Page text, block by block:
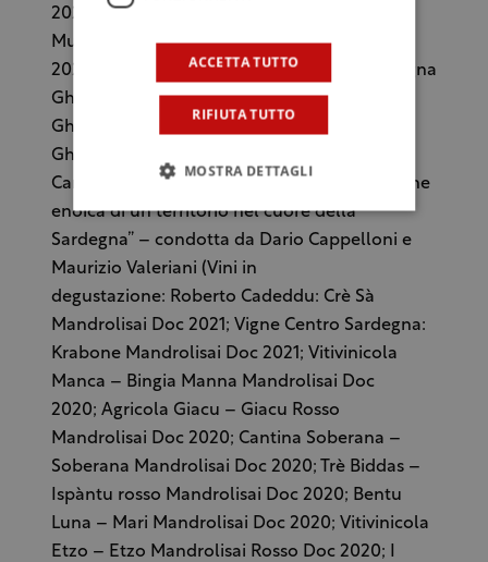
2020 (anteprima); Mertzeoro: Rosso Ghirada
Mulinu 2021 e Rosso Ghirada Baduorane
2021; Francesco Cadinu: Cannonau di Sardegna
Ghirada Elisi 2020 e Cannonau di Sardegna
Ghirada Fittiloghe 2020; Teularju: Rosso
Ghirada Ocruarana 2021 e Rosso Ghirada
Cara’Gonare 2021); “Mandrolisai e la vocazione
enoica di un territorio nel cuore della
Sardegna” – condotta da Dario Cappelloni e
Maurizio Valeriani (Vini in
degustazione: Roberto Cadeddu: Crè Sà
Mandrolisai Doc 2021; Vigne Centro Sardegna:
Krabone Mandrolisai Doc 2021; Vitivinicola
Manca – Bingia Manna Mandrolisai Doc
2020; Agricola Giacu – Giacu Rosso
Mandrolisai Doc 2020; Cantina Soberana –
Soberana Mandrolisai Doc 2020; Trè Biddas –
Ispàntu rosso Mandrolisai Doc 2020; Bentu
Luna – Mari Mandrolisai Doc 2020; Vitivinicola
Etzo – Etzo Mandrolisai Rosso Doc 2020; I
ACCETTA TUTTO
RIFIUTA TUTTO
MOSTRA DETTAGLI